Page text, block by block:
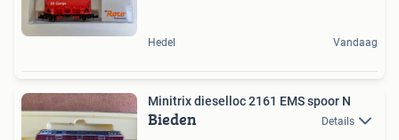
Hedel Vandaag
Minitrix dieselloc 2161 EMS spoor N
Bieden Details